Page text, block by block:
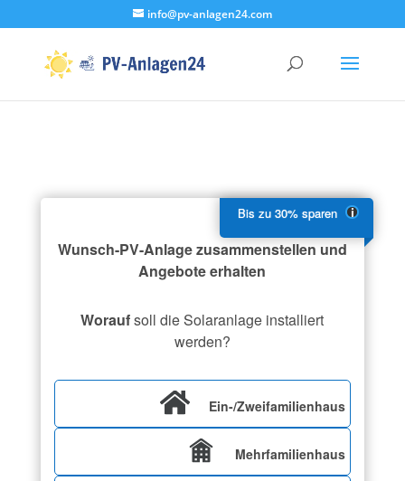
info@pv-anlagen24.com
Wunsch-PV-Anlage zusammenstellen und
Angebote erhalten
Woraufsoll die Solaranlage installiert
werden?
Ein-/Zweifamilienhaus
Mehrfamilienhaus